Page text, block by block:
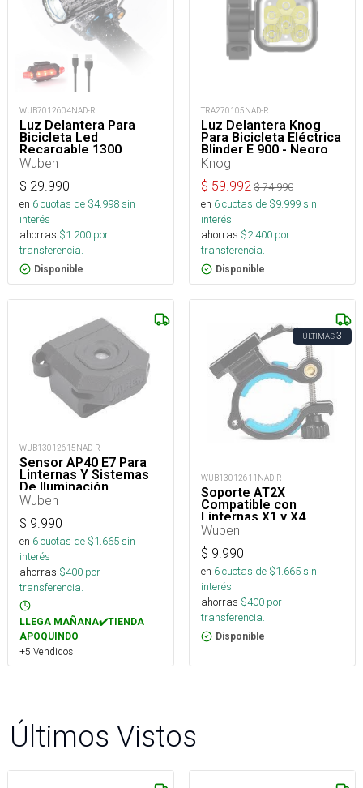
WUB7012604NAD-R
Luz Delantera Para
Bicicleta Led
Recargable 1300
Lúmenes
Wuben
$ 29.990
en 6cuotas de $4.998sin
interés
ahorras $1.200 por
transferencia.
Disponible
TRA270105NAD-R
Luz Delantera Knog
Para Bicicleta Eléctrica
Blinder E 900 - Negro
Knog
$ 59.992 $74.990
en 6cuotas de $9.999sin
interés
ahorras $2.400 por
transferencia.
Disponible
WUB13012615NAD-R
Sensor AP40 E7 Para
Linternas Y Sistemas
De Iluminación
Wuben
$ 9.990
en 6cuotas de $1.665sin
interés
ahorras $400 por
transferencia.
LLEGA MAÑANA✔️TIENDA
APOQUINDO
+5 Vendidos
ÚLTIMAS3
WUB13012611NAD-R
Soporte AT2X
Compatible con
Linternas X1 y X4
Wuben
$ 9.990
en 6cuotas de $1.665sin
interés
ahorras $400 por
transferencia.
Disponible
Últimos Vistos